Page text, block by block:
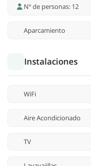
Nº de personas: 12
Aparcamiento
Instalaciones
WiFi
Aire Acondicionado
TV